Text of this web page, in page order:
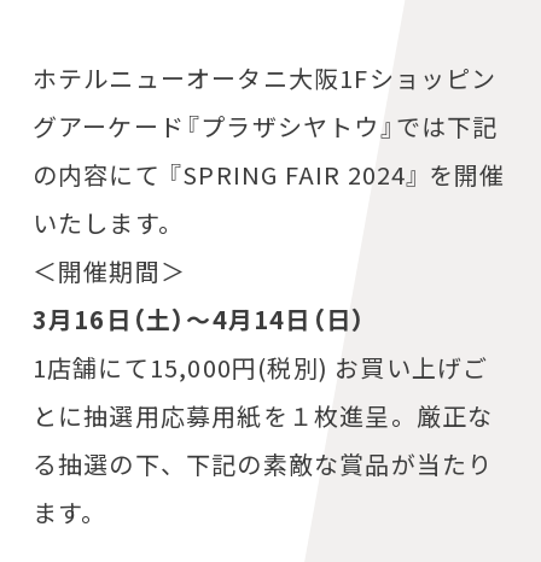
ホテルニューオータニ大阪1Fショッピン
グアーケード『プラザシヤトウ』では下記
の内容にて 『SPRING FAIR 2024』 を開催
いたします。
＜開催期間＞
3月16日（土）～4月14日（日）
1店舗にて15,000円(税別) お買い上げご
とに抽選用応募用紙を１枚進呈。厳正な
る抽選の下、下記の素敵な賞品が当たり
ます。